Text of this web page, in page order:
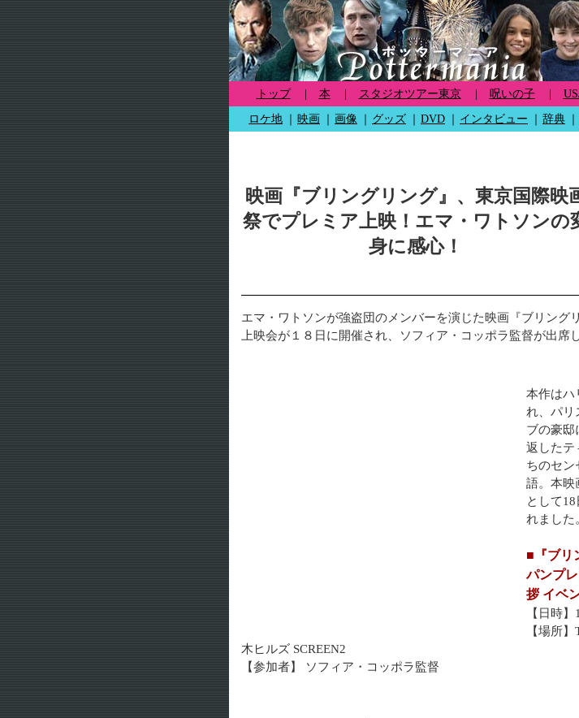
トップ 本 スタジオツアー東京 呪いの子
ロケ地 映画 画像 グッズ DVD インタビュー 辞典
映画『ブリングリング』、東京国際映
祭でプレミア上映！エマ・ワトソンの
身に感心！
エマ・ワトソンが強盗団のメンバーを演じた映画『ブリング
上映会が１８日に開催され、ソフィア・コッポラ監督が出席
本作はハ
れ、パリ
ブの豪邸
返したテ
ちのセン
語。本映
として
れました
■『ブリ
パンプ
拶 イベ
【日時
【場所
木ヒルズ SCREEN2
【参加者】 ソフィア・コッポラ監督